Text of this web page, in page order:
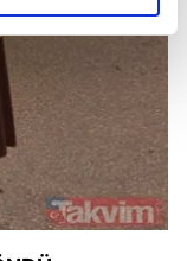
bu noktada,
tek gelir
izin vermedikleri